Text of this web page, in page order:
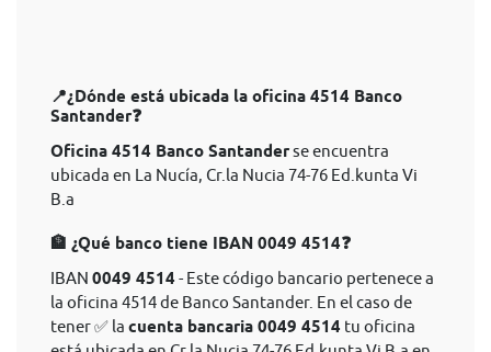
📍¿Dónde está ubicada la oficina 4514 Banco
Santander❓
Oficina 4514 Banco Santanderse encuentra
ubicada en La Nucía, Cr.la Nucia 74-76 Ed.kunta Vi
B.a
🏦 ¿Qué banco tiene IBAN 0049 4514❓
IBAN 0049 4514 - Este código bancario pertenece a
la oficina 4514 de Banco Santander. En el caso de
tener ✅ la cuenta bancaria 0049 4514 tu oficina